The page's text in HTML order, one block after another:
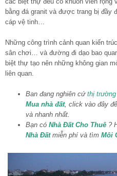
bằng đá granit và được trang bị đầy
cáp vệ tinh…
Những công trình cảnh quan kiến
sân chơi… và đường đi dạo bao
biệt thự tạo nên những không gian
liên quan.
Ban đang nghiên cứ thị trường
Mua nhà đất, click vào đây
và nhanh nhất.
Bạn có Nhà Đất Cho Thuê ?
Nhà Đấtmiễn phí và tìm Môi